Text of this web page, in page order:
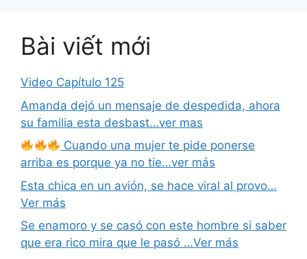
Bài viết mới
Video Capítulo 125
Amanda dejó un mensaje de despedida, ahora
su familia esta desbast…ver mas
Cuando una mujer te pide ponerse
arriba es porque ya no tie…ver más
Esta chica en un avión, se hace viral al provo…
Ver más
Se enamoro y se casó con este hombre si saber
que era rico mira que le pasó …Ver más